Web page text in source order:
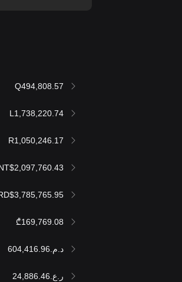
Q494,808.57
L1,738,220.74
R1,050,246.17
₾169,769.08
د.م.604,416.96
ر.ع.24,886.46